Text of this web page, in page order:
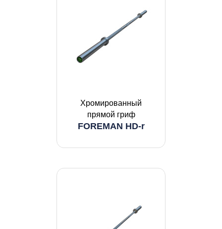
Хромированный
прямой гриф
FOREMAN HD-r